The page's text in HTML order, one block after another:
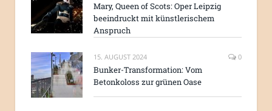
Mary, Queen of Scots: Oper Leipzig
beeindruckt mit künstlerischem
Anspruch
15. AUGUST 2024 0
Bunker-Transformation: Vom
Betonkoloss zur grünen Oase